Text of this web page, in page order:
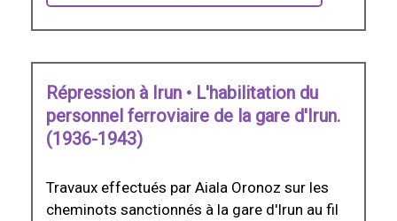
Répression à Irun • L'habilitation du
personnel ferroviaire de la gare d'Irun.
(1936-1943)
Travaux effectués par Aiala Oronoz sur les
cheminots sanctionnés à la gare d'Irun au fil